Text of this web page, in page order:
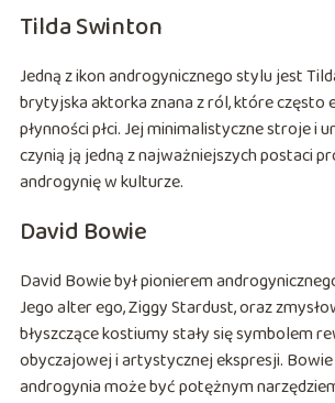
Tilda Swinton
Jedną z ikon androgynicznego stylu jest
brytyjska aktorka znana z ról, które często
płynności płci. Jej minimalistyczne stroje i
czynią ją jedną z najważniejszych postaci
androgynię w kulturze.
David Bowie
David Bowie był pionierem
Jego alter ego, Ziggy Stardust, oraz
błyszczące kostiumy stały się symbolem
obyczajowej i artystycznej ekspresji. Bowie
androgynia może być potężnym